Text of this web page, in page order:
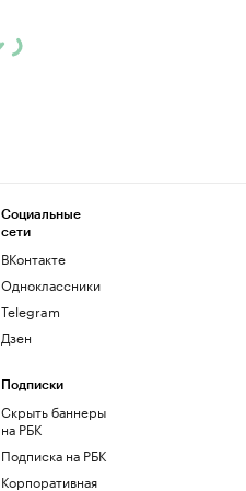
Социальные
сети
ВКонтакте
Одноклассники
Telegram
Дзен
Подписки
Скрыть баннеры
на РБК
Подписка на РБК
Корпоративная